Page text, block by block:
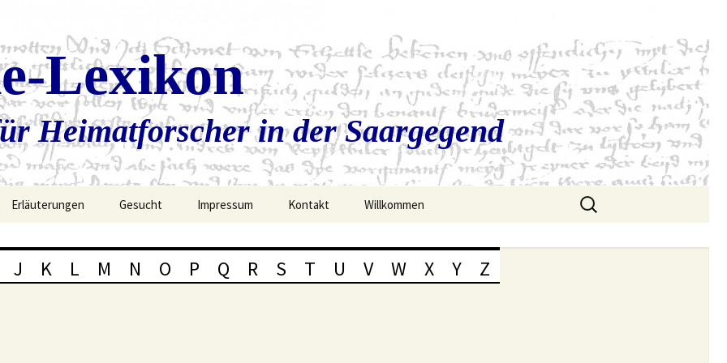
Lexikon
Heimatforscher in der Saargegend
Erläuterungen Gesucht Impressum Kontakt Willkommen
Suchen
nach:
J K L M N O P Q R S T U V W X Y Z